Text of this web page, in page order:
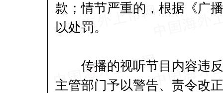
款；情节严重的，根据《广
以处罚。
传播的视听节目内容违反
主管部门予以警告、责令改